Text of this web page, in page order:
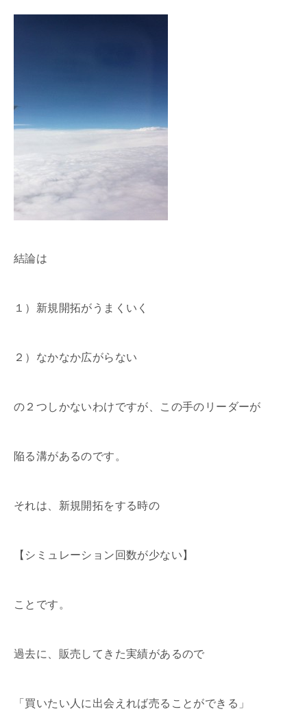
結論は
１）新規開拓がうまくいく
２）なかなか広がらない
の２つしかないわけですが、この手のリーダーが
陥る溝があるのです。
それは、新規開拓をする時の
【シミュレーション回数が少ない】
ことです。
過去に、販売してきた実績があるので
「買いたい人に出会えれば売ることができる」